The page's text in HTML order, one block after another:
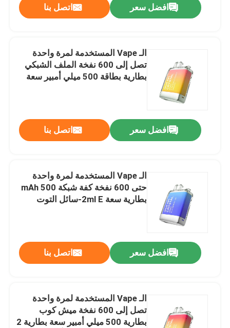
افضل سعر اتصل بنا
الـ Vape المستخدمة لمرة واحدة
تصل إلى 600 نفخة الملف الشبكي
بطارية بطاقة 500 ميلي أمبير سعة
افضل سعر اتصل بنا
الـ Vape المستخدمة لمرة واحدة
حتى 600 نفخة كفة شبكة 500 mAh
بطارية سعة 2ml E-سائل التوت
افضل سعر اتصل بنا
الـ Vape المستخدمة لمرة واحدة
تصل إلى 600 نفخة ميش كوب
بطارية 500 ميلي أمبير سعة بطارية 2